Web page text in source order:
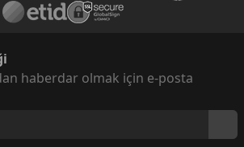
haberdar olmak için e-posta